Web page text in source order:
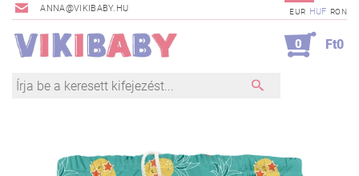
ANNA@VIKIBABY.HU EUR HUF RON
0 Ft0